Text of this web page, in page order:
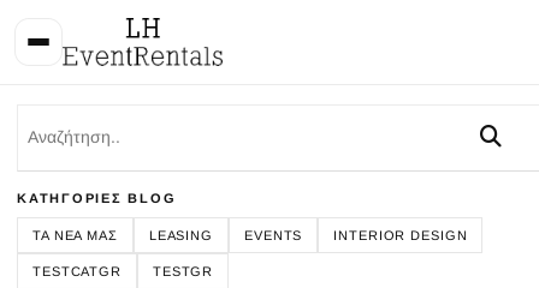
ΚΑΤΗΓΟΡΊΕΣ BLOG
ΤΑ ΝΈΑ ΜΑΣ LEASING EVENTS INTERIOR DESIGN
TESTCATGR TESTGR